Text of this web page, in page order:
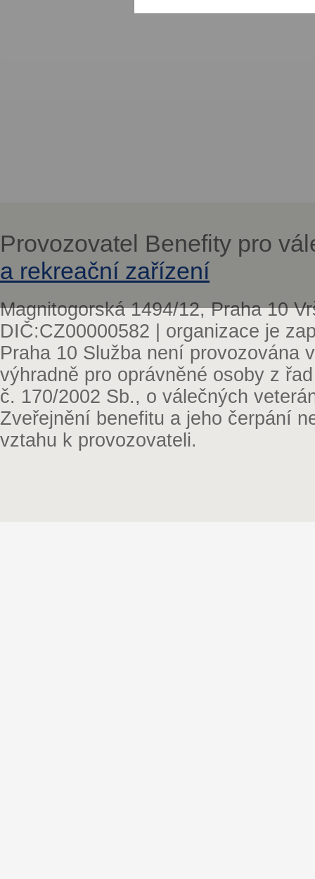
Provozovatel Benefity pro
a rekreační zařízení
Magnitogorská 1494/12, Praha 10
DIČ:CZ00000582 | organizace je
Praha 10 Služba není provozována
výhradně pro oprávněné osoby z
č. 170/2002 Sb., o válečných
Zveřejnění benefitu a jeho čerpání
vztahu k provozovateli.